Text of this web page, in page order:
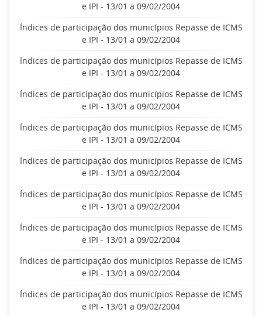
e IPI - 13/01 a 09/02/2004
Índices de participação dos municípios Repasse de ICMS
e IPI - 13/01 a 09/02/2004
Índices de participação dos municípios Repasse de ICMS
e IPI - 13/01 a 09/02/2004
Índices de participação dos municípios Repasse de ICMS
e IPI - 13/01 a 09/02/2004
Índices de participação dos municípios Repasse de ICMS
e IPI - 13/01 a 09/02/2004
Índices de participação dos municípios Repasse de ICMS
e IPI - 13/01 a 09/02/2004
Índices de participação dos municípios Repasse de ICMS
e IPI - 13/01 a 09/02/2004
Índices de participação dos municípios Repasse de ICMS
e IPI - 13/01 a 09/02/2004
Índices de participação dos municípios Repasse de ICMS
e IPI - 13/01 a 09/02/2004
Índices de participação dos municípios Repasse de ICMS
e IPI - 13/01 a 09/02/2004